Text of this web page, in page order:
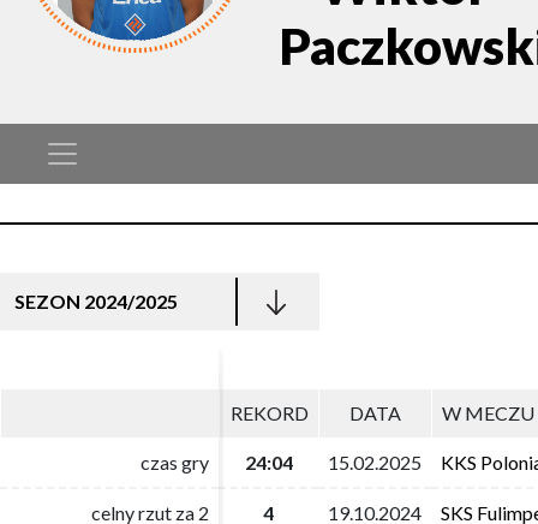
SEZON 2024/2025
REKORD DATA W MECZU
czas gry 24:04 15.02.2025 KKS
celny rzut za 2 4 19.10.2024 SKS
REKORD DATA W MECZU
czas gry 24:04 15.02.2025 KKS
celny rzut za 2 4 19.10.2024 SKS